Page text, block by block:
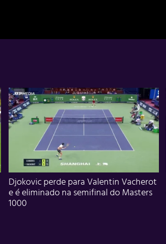
Djokovic perde para Valentin Vacherot
e é eliminado na semifinal do Masters
1000